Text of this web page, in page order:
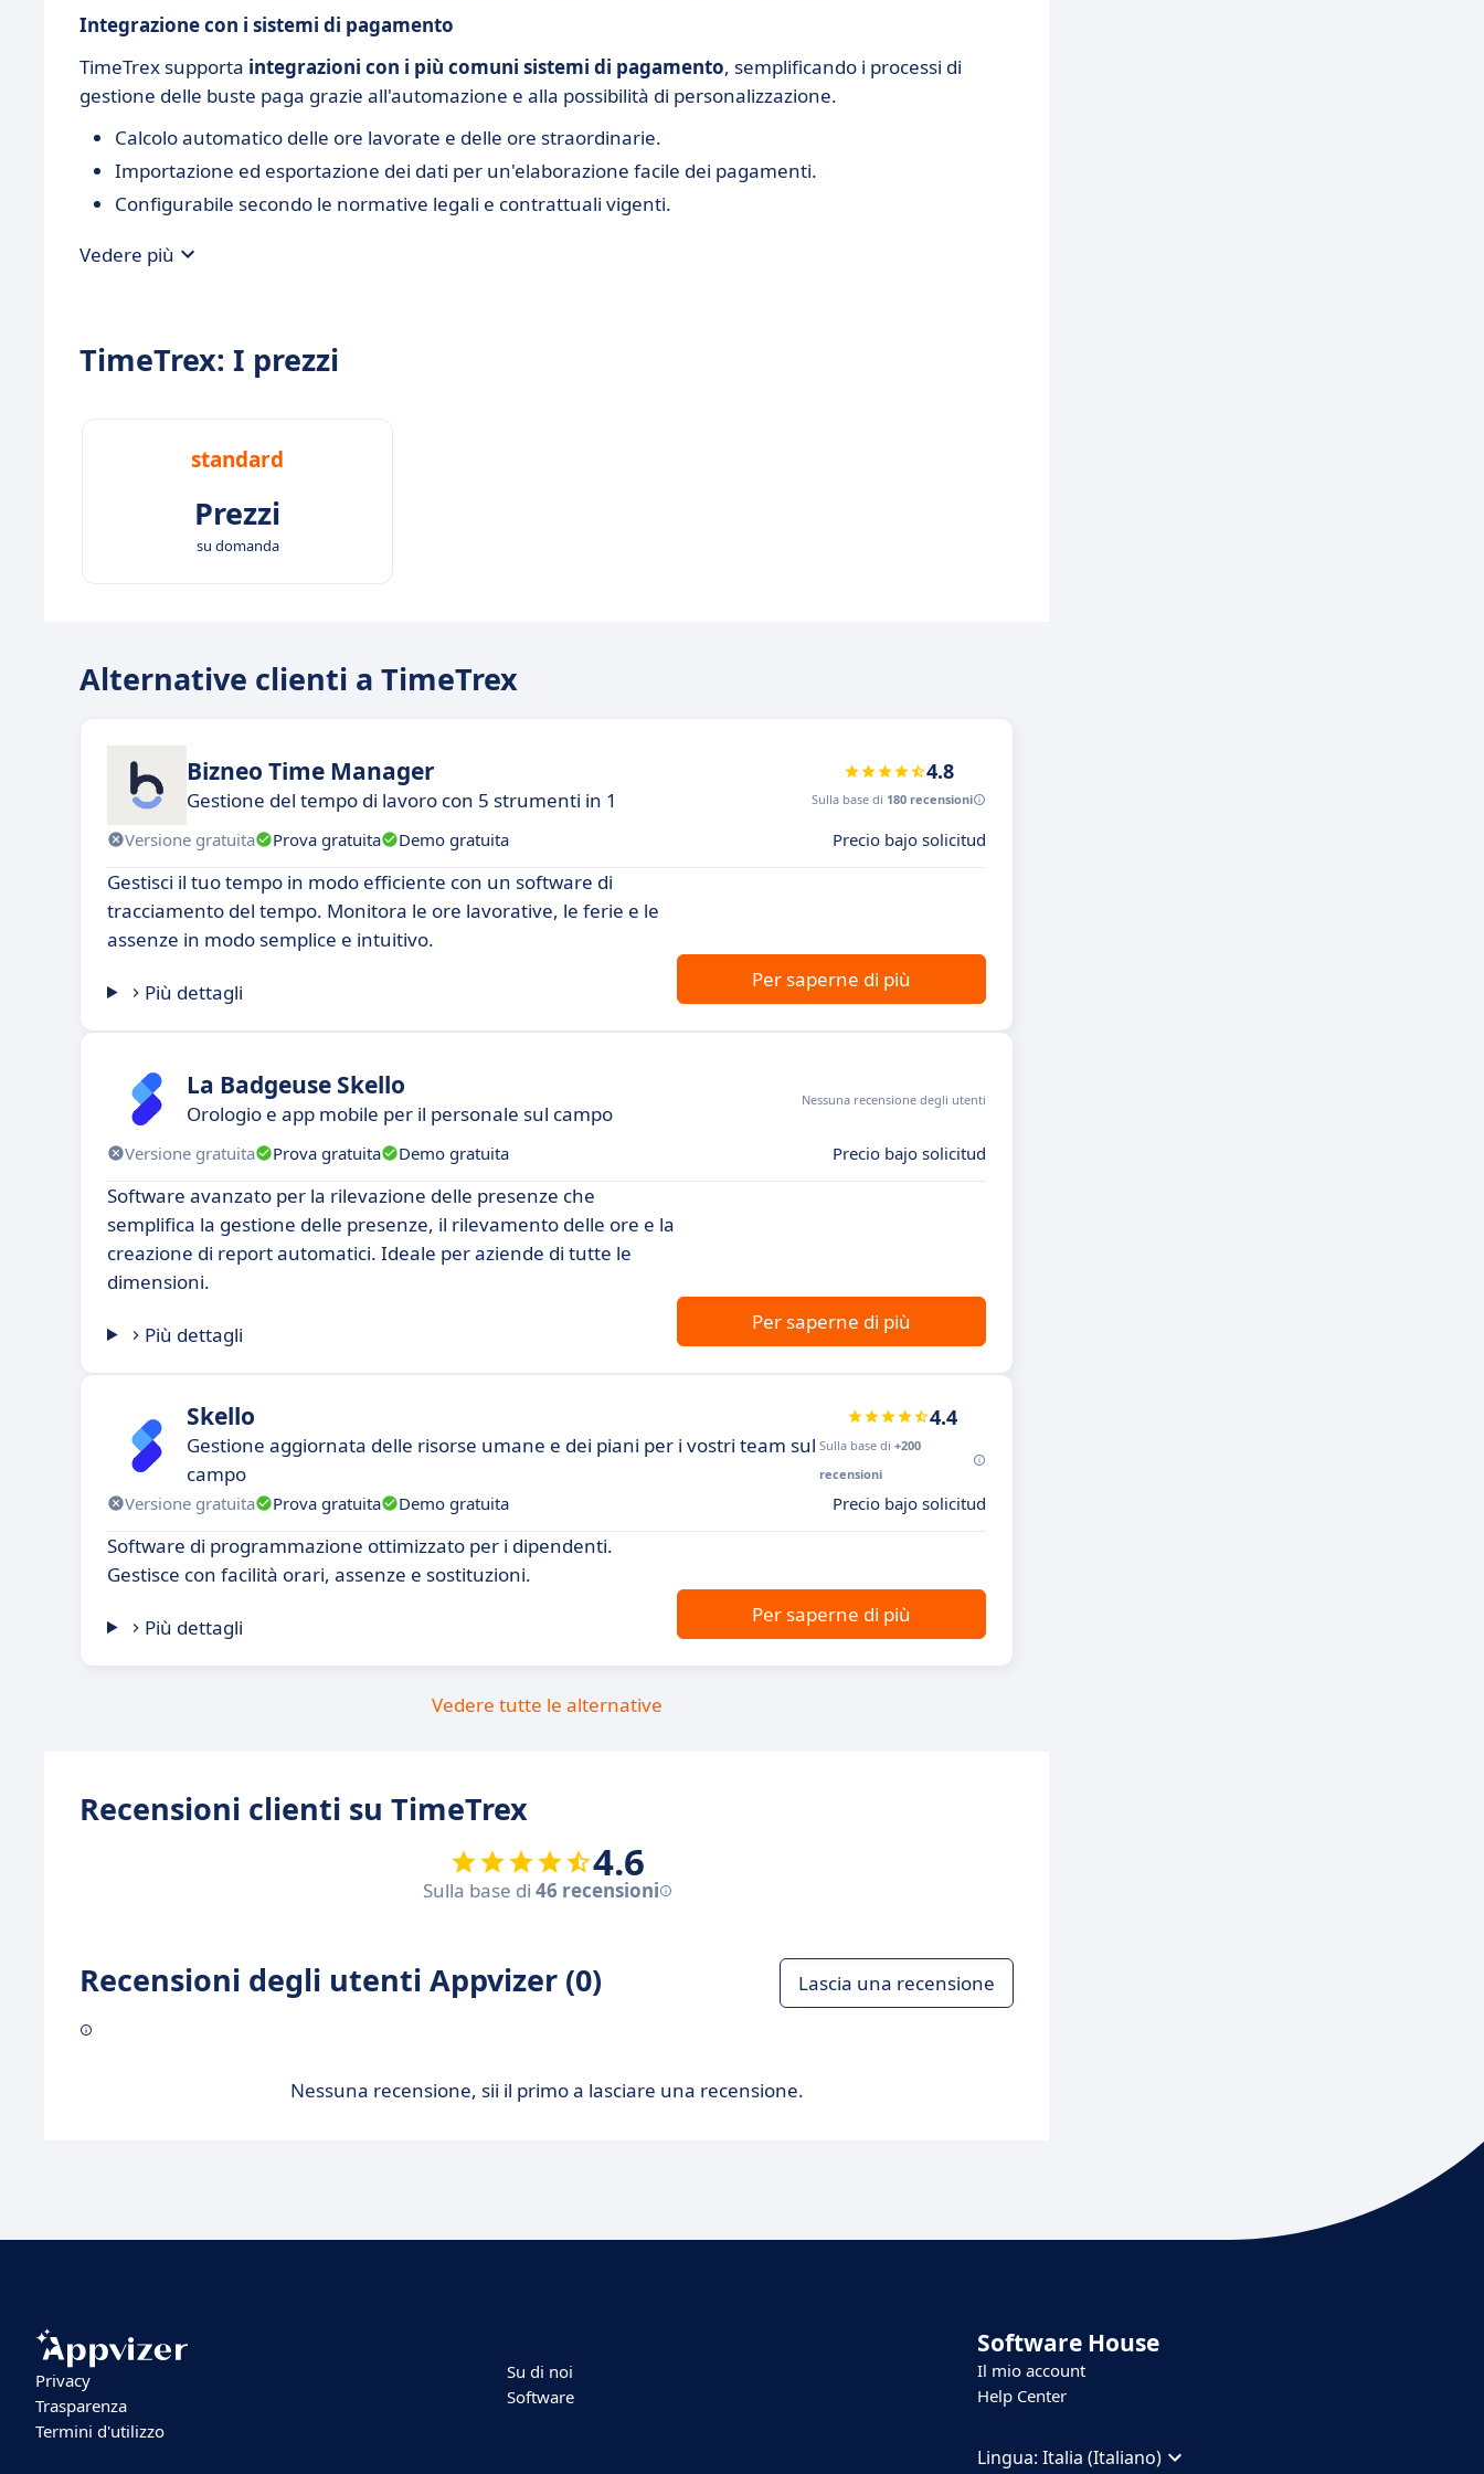
Integrazione con i sistemi di pagamento
TimeTrex supporta integrazioni con i più comuni sistemi di pagamento, semplificando i processi di
gestione delle buste paga grazie all'automazione e alla possibilità di personalizzazione.
Calcolo automatico delle ore lavorate e delle ore straordinarie.
Importazione ed esportazione dei dati per un'elaborazione facile dei pagamenti.
Configurabile secondo le normative legali e contrattuali vigenti.
Vedere più
TimeTrex: I prezzi
standard
Prezzi
su domanda
Alternative clienti a TimeTrex
Bizneo Time Manager
Gestione del tempo di lavoro con 5 strumenti in 1
4.8
Sulla base di 180 recensioni
Versione gratuita Prova gratuita Demo gratuita Precio bajo solicitud
Gestisci il tuo tempo in modo efficiente con un software di
tracciamento del tempo. Monitora le ore lavorative, le ferie e le
assenze in modo semplice e intuitivo.
Più dettagli
Per saperne di più
La Badgeuse Skello
Orologio e app mobile per il personale sul campo
Nessuna recensione degli utenti
Versione gratuita Prova gratuita Demo gratuita Precio bajo solicitud
Software avanzato per la rilevazione delle presenze che
semplifica la gestione delle presenze, il rilevamento delle ore e la
creazione di report automatici. Ideale per aziende di tutte le
dimensioni.
Più dettagli
Per saperne di più
Skello
Gestione aggiornata delle risorse umane e dei piani per i vostri team sul
campo
4.4
Sulla base di+200
recensioni
Versione gratuita Prova gratuita Demo gratuita Precio bajo solicitud
Software di programmazione ottimizzato per i dipendenti.
Gestisce con facilità orari, assenze e sostituzioni.
Più dettagli
Per saperne di più
Vedere tutte le alternative
Recensioni clienti su TimeTrex
4.6
Sulla base di 46 recensioni
Recensioni degli utenti Appvizer (0) Lascia una recensione
Nessuna recensione, sii il primo a lasciare una recensione.
Privacy
Trasparenza
Termini d'utilizzo
Su di noi
Software
Software House
Il mio account
Help Center
Lingua:Italia (Italiano)